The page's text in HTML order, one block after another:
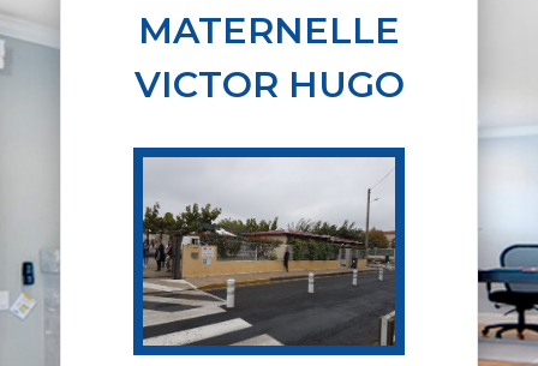
MATERNELLE
VICTOR HUGO